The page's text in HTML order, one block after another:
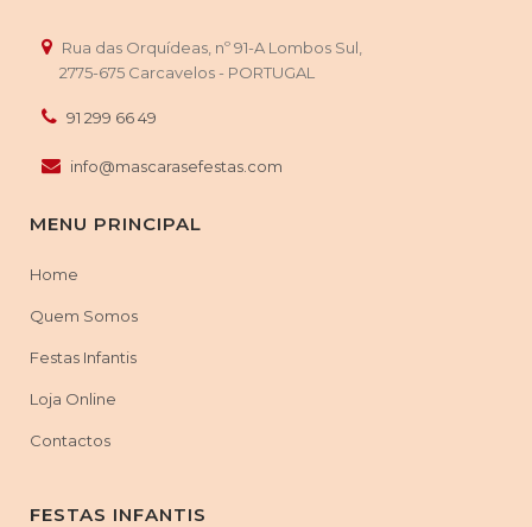
Rua das Orquídeas, nº 91-A Lombos Sul,
2775-675 Carcavelos - PORTUGAL
91 299 66 49
info@mascarasefestas.com
MENU PRINCIPAL
Home
Quem Somos
Festas Infantis
Loja Online
Contactos
FESTAS INFANTIS